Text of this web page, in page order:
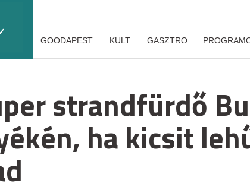
GOODAPEST KULT GASZTRO
strandfürdő
ha kicsit